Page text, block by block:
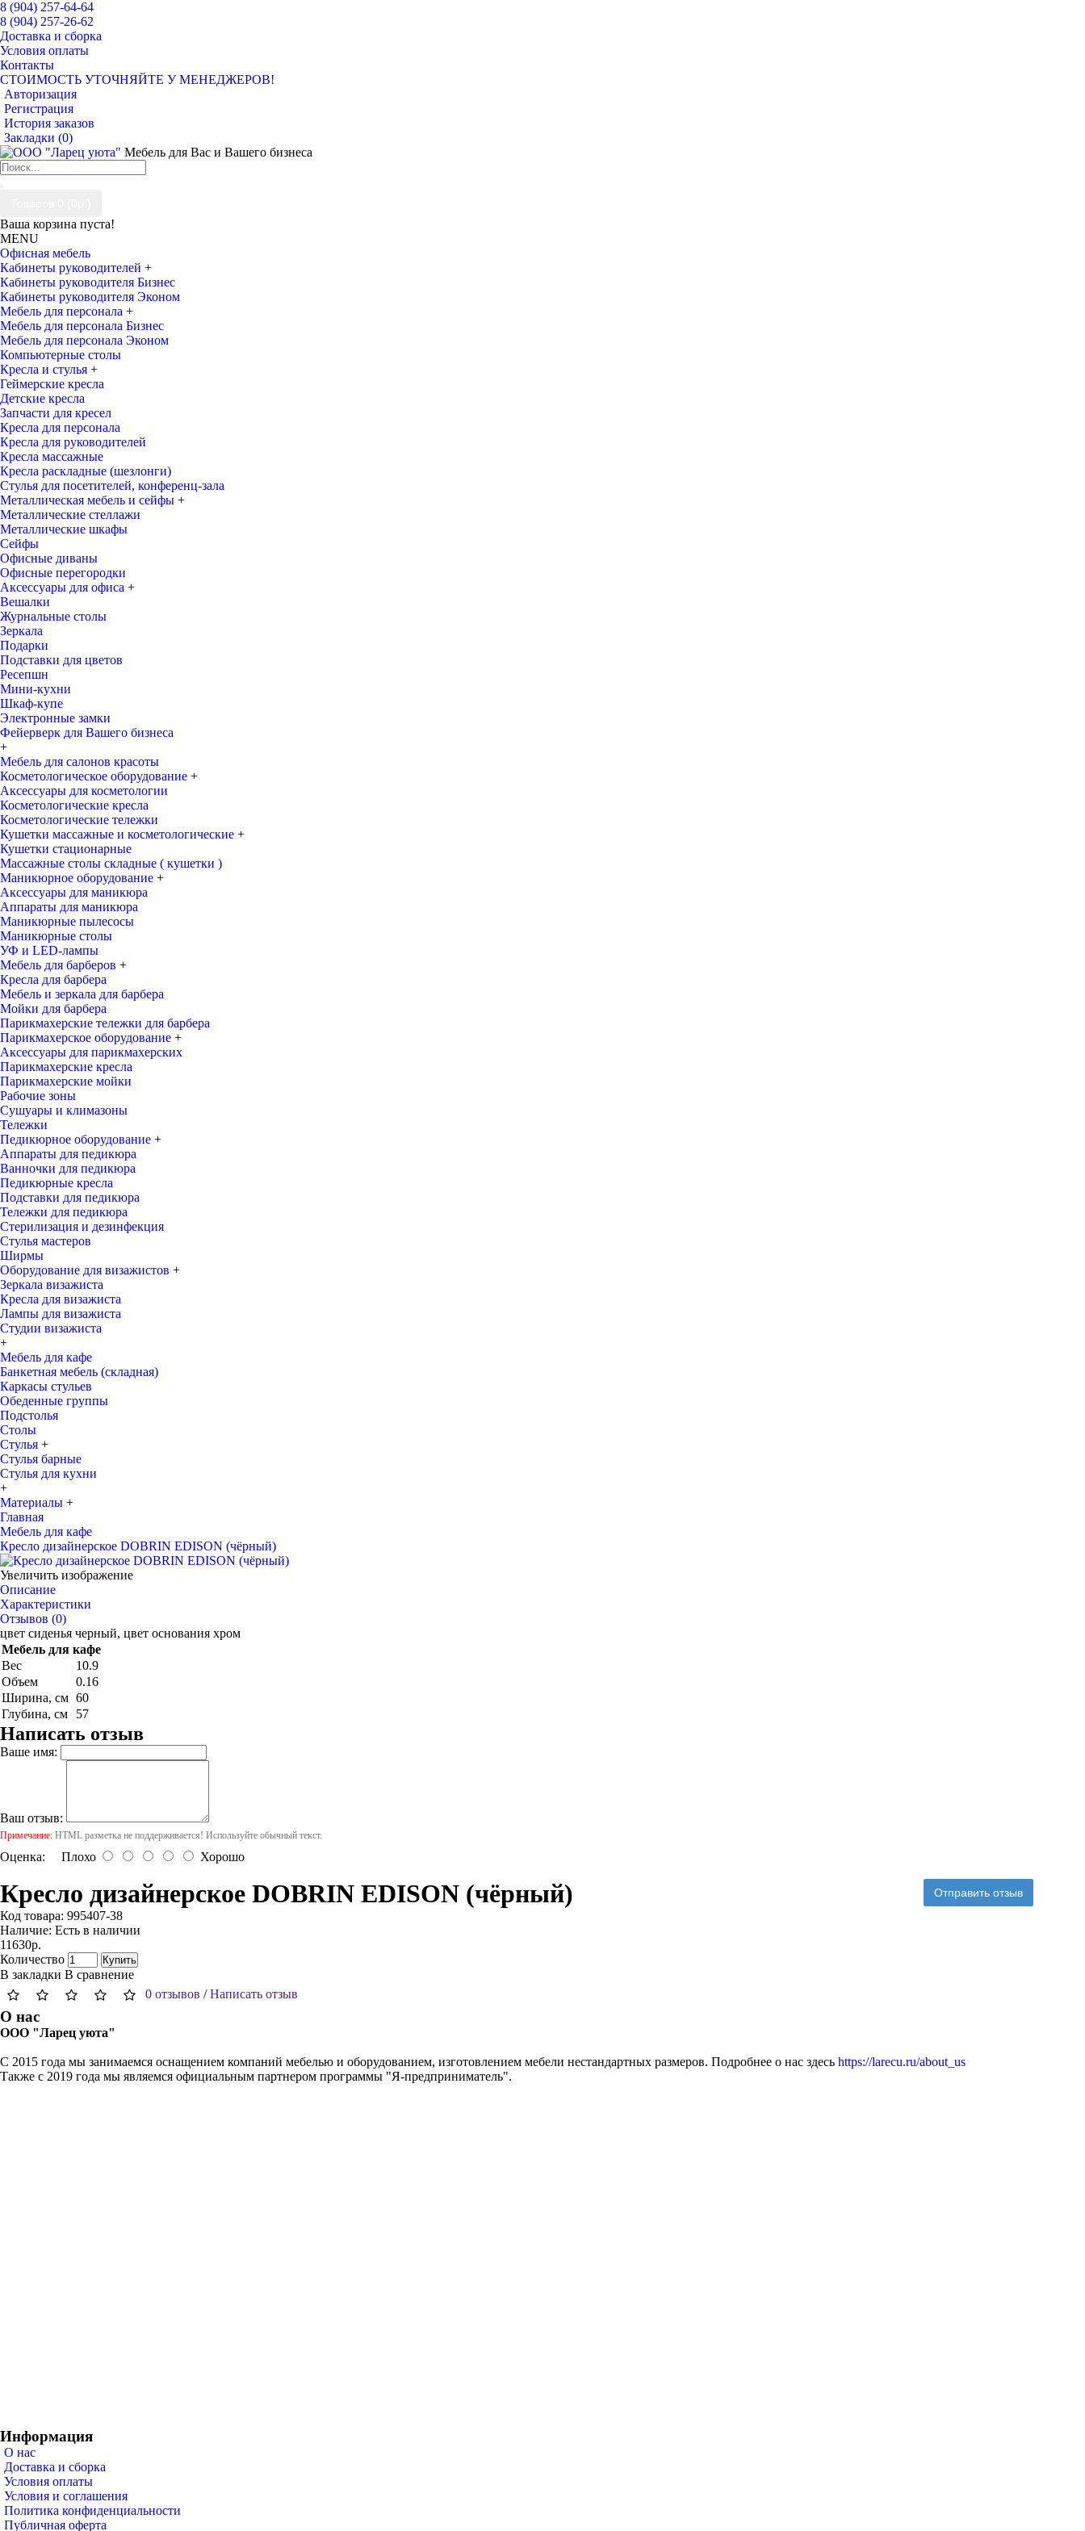
8 (904) 257-64-64
8 (904) 257-26-62
Доставка и сборка
Условия оплаты
Контакты
СТОИМОСТЬ УТОЧНЯЙТЕ У МЕНЕДЖЕРОВ!
Авторизация
Регистрация
История заказов
Закладки (0)
Мебель для Вас и Вашего бизнеса
Ваша корзина пуста!
MENU
Офисная мебель
Кабинеты руководителей +
Кабинеты руководителя Бизнес
Кабинеты руководителя Эконом
Мебель для персонала +
Мебель для персонала Бизнес
Мебель для персонала Эконом
Компьютерные столы
Кресла и стулья +
Геймерские кресла
Детские кресла
Запчасти для кресел
Кресла для персонала
Кресла для руководителей
Кресла массажные
Кресла раскладные (шезлонги)
Стулья для посетителей, конференц-зала
Металлическая мебель и сейфы +
Металлические стеллажи
Металлические шкафы
Сейфы
Офисные диваны
Офисные перегородки
Аксессуары для офиса +
Вешалки
Журнальные столы
Зеркала
Подарки
Подставки для цветов
Ресепшн
Мини-кухни
Шкаф-купе
Электронные замки
Фейерверк для Вашего бизнеса
+
Мебель для салонов красоты
Косметологическое оборудование +
Аксессуары для косметологии
Косметологические кресла
Косметологические тележки
Кушетки массажные и косметологические +
Кушетки стационарные
Массажные столы складные ( кушетки )
Маникюрное оборудование +
Аксессуары для маникюра
Аппараты для маникюра
Маникюрные пылесосы
Маникюрные столы
УФ и LED-лампы
Мебель для барберов +
Кресла для барбера
Мебель и зеркала для барбера
Мойки для барбера
Парикмахерские тележки для барбера
Парикмахерское оборудование +
Аксессуары для парикмахерских
Парикмахерские кресла
Парикмахерские мойки
Рабочие зоны
Сушуары и климазоны
Тележки
Педикюрное оборудование +
Аппараты для педикюра
Ванночки для педикюра
Педикюрные кресла
Подставки для педикюра
Тележки для педикюра
Стерилизация и дезинфекция
Стулья мастеров
Ширмы
Оборудование для визажистов +
Зеркала визажиста
Кресла для визажиста
Лампы для визажиста
Студии визажиста
+
Мебель для кафе
Банкетная мебель (складная)
Каркасы стульев
Обеденные группы
Подстолья
Столы
Стулья +
Стулья барные
Стулья для кухни
+
Материалы +
Главная
Мебель для кафе
Кресло дизайнерское DOBRIN EDISON (чёрный)
Увеличить изображение
Описание
Характеристики
Отзывов (0)
цвет сиденья черный, цвет основания хром
Мебель для кафе
Вес
10.9
Объем
0.16
Ширина, см 60
Глубина, см
57
Написать отзыв
Ваше имя:
Ваш отзыв:
Примечание: HTML разметка не поддерживается! Используйте обычный текст.
Оценка: Плохо Хорошо
Отправить отзыв
Кресло дизайнерское DOBRIN EDISON (чёрный)
Код товара: 995407-38
Наличие: Есть в наличии
11630р.
Количество
Купить
В закладки В сравнение
0 отзывов /Написать отзыв
О нас
ООО "Ларец уюта"
С 2015 года мы занимаемся оснащением компаний мебелью и оборудованием, изготовлением мебели нестандартных размеров. Подробнее о нас здесь https://larecu.ru/about_us
Также с 2019 года мы являемся официальным партнером программы "Я-предприниматель".
Информация
О нас
Доставка и сборка
Условия оплаты
Условия и соглашения
Политика конфиденциальности
Публичная оферта